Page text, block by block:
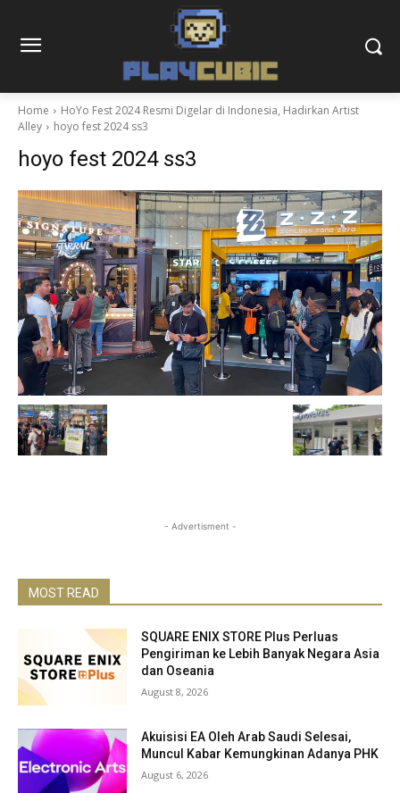
Home
HoYo Fest 2024 Resmi Digelar di Indonesia, Hadirkan Artist
Alley
hoyo fest 2024 ss3
hoyo fest 2024 ss3
- Advertisment -
MOST READ
SQUARE ENIX STORE Plus Perluas
Pengiriman ke Lebih Banyak Negara Asia
dan Oseania
August 8, 2026
Akuisisi EA Oleh Arab Saudi Selesai,
Muncul Kabar Kemungkinan Adanya PHK
August 6, 2026